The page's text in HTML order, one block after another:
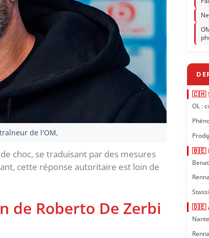
de l'OM,
choc, se traduisant par des mesures
cette réponse autoritaire est loin de
de Roberto De Zerbi
🇨🇭
OL :
🇧🇪
🇩🇪